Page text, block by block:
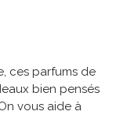
ces parfums de
bien pensés
vous aide à